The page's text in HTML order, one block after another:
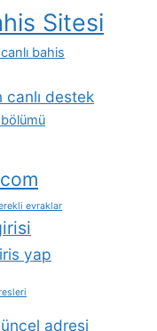
Sitesi
bahis
canlı destek
evraklar
yap
adresi